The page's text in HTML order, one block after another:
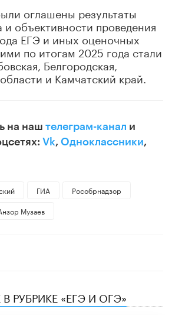
оглашены результаты
и объективности проведения
ЕГЭ и иных оценочных
по итогам 2025 года стали
Белгородская,
и Камчатский край.
на наш телеграм-канал и
Vk, Одноклассники,
ГИА
Рособрнадзор
Музаев
РУБРИКЕ «ЕГЭ И ОГЭ»